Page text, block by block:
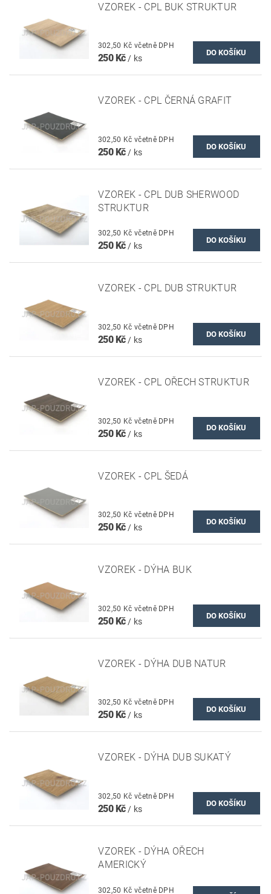
VZOREK - CPL BUK STRUKTUR
302,50 Kč včetně DPH
250 Kč/ ks
VZOREK - CPL ČERNÁ GRAFIT
302,50 Kč včetně DPH
250 Kč / ks
VZOREK - CPL DUB SHERWOOD
STRUKTUR
302,50 Kč včetně DPH
250 Kč/ ks
VZOREK - CPL DUB STRUKTUR
302,50 Kč včetně DPH
250 Kč/ ks
VZOREK - CPL OŘECH STRUKTUR
302,50 Kč včetně DPH
250 Kč / ks
VZOREK - CPL ŠEDÁ
302,50 Kč včetně DPH
250 Kč/ ks
VZOREK - DÝHA BUK
302,50 Kč včetně DPH
250 Kč / ks
VZOREK - DÝHA DUB NATUR
302,50 Kč včetně DPH
250 Kč/ ks
VZOREK - DÝHA DUB SUKATÝ
302,50 Kč včetně DPH
250 Kč/ ks
VZOREK - DÝHA OŘECH
AMERICKÝ
302,50 Kč včetně DPH